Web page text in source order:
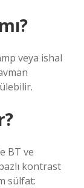
veya ishal
BT ve
kontrast
sülfat: